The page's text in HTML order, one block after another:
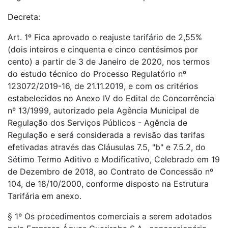
Decreta:
Art. 1º Fica aprovado o reajuste tarifário de 2,55%
(dois inteiros e cinquenta e cinco centésimos por
cento) a partir de 3 de Janeiro de 2020, nos termos
do estudo técnico do Processo Regulatório nº
123072/2019-16, de 21.11.2019, e com os critérios
estabelecidos no Anexo IV do Edital de Concorrência
nº 13/1999, autorizado pela Agência Municipal de
Regulação dos Serviços Públicos - Agência de
Regulação e será considerada a revisão das tarifas
efetivadas através das Cláusulas 7.5, "b" e 7.5.2, do
Sétimo Termo Aditivo e Modificativo, Celebrado em 19
de Dezembro de 2018, ao Contrato de Concessão nº
104, de 18/10/2000, conforme disposto na Estrutura
Tarifária em anexo.
§ 1º Os procedimentos comerciais a serem adotados